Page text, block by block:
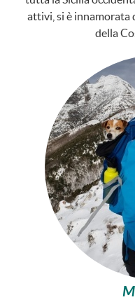
attivi, si è innamorata
della